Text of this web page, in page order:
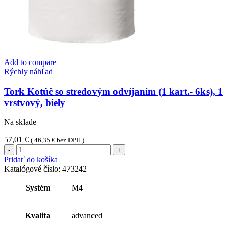
Add to compare
Rýchly náhľad
Tork Kotúč so stredovým odvíjaním (1 kart.- 6ks), 1
vrstvový, biely
Na sklade
57,01 € ( 46,35 € bez DPH )
množstvo
Tork
Kotúč
stredovým
odvíjaním
kart.-
Pridať do košíka
Katalógové číslo: 473242
Systém M4
Kvalita advanced